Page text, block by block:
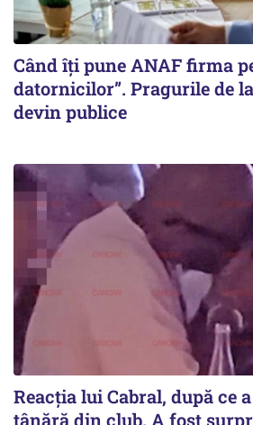
Când îți pune ANAF firma
datornicilor”. Pragurile de
devin publice
Reacția lui Cabral, după ce
tânără din club. A fost